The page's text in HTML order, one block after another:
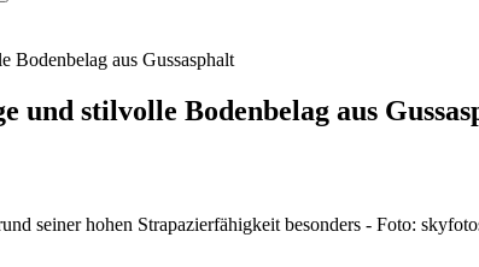
Bodenbelag aus Gussasphalt
und stilvolle Bodenbelag aus
seiner hohen Strapazierfähigkeit besonders - Foto: